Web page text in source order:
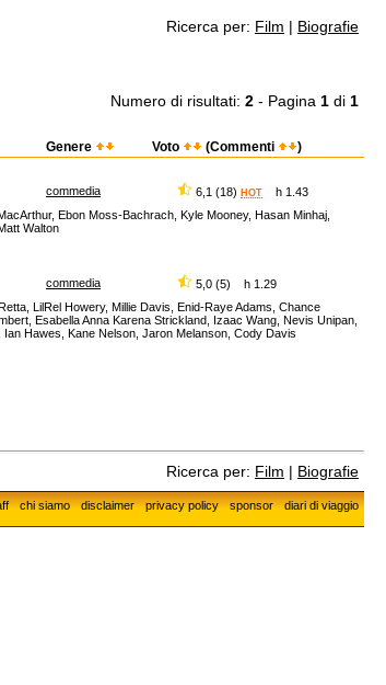
Ricerca per: Film | Biografie
Numero di risultati: 2 - Pagina 1 di 1
Genere Voto (Commenti )
commedia 6,1 (18) HOT h 1.43
Ebon Moss-Bachrach, Kyle Mooney, Hasan Minhaj,
Walton
commedia
5,0 (5) h 1.29
LilRel Howery, Millie Davis, Enid-Raye Adams, Chance
Esabella Anna Karena Strickland, Izaac Wang, Nevis Unipan,
Hawes, Kane Nelson, Jaron Melanson, Cody Davis
Ricerca per: Film | Biografie
diari di viaggio
sponsor
privacy policy
disclaimer
chi siamo